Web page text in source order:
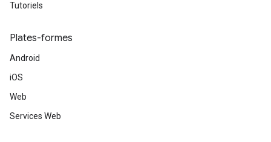
Tutoriels
Plates-formes
Android
iOS
Web
Services Web